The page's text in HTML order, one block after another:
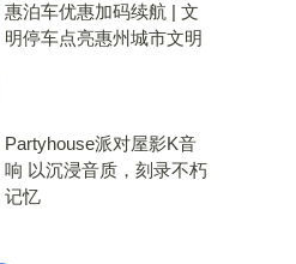
惠泊车优惠加码续航 | 文
明停车点亮惠州城市文明
Partyhouse派对屋影K音
响 以沉浸音质，刻录不朽
记忆